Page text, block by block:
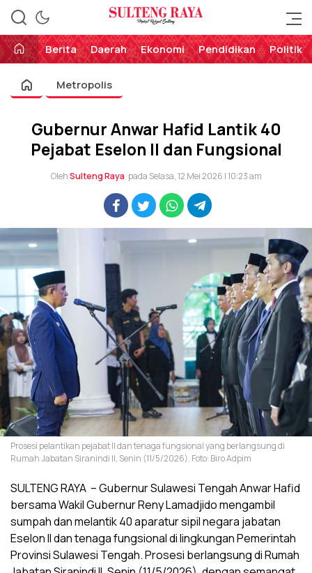
Sulteng Raya
Perekat Rakyat Sulteng
Berita
Daerah Ekonomi Pendidikan Politik
Metropolis
Gubernur Anwar Hafid Lantik 40
Pejabat Eselon II dan Fungsional
OlehSulteng Raya pada Selasa, 12 Mei 2026 | 10:23 am
Prosesi pelantikan pejabat II dan tenaga fungsional yang berlangsung di
Rumah Jabatan Siranindi II, Senin (11/5/2026). Foto: Biro Adpim
SULTENG RAYA – Gubernur Sulawesi Tengah Anwar Hafid
bersama Wakil Gubernur Reny Lamadjido mengambil
sumpah dan melantik 40 aparatur sipil negara jabatan
Eselon II dan tenaga fungsional di lingkungan Pemerintah
Provinsi Sulawesi Tengah. Prosesi berlangsung di Rumah